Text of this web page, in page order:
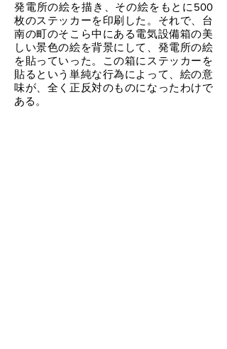
発電所の絵を描き、その絵をもとに500
枚のステッカーを印刷した。それで、台
南の町のそこら中にある電気設備箱の美
しい景色の絵を背景にして、発電所の絵
を貼っていった。この箱にステッカーを
貼るという単純な行為によって、絵の意
味が、全く正反対のものになったわけで
ある。